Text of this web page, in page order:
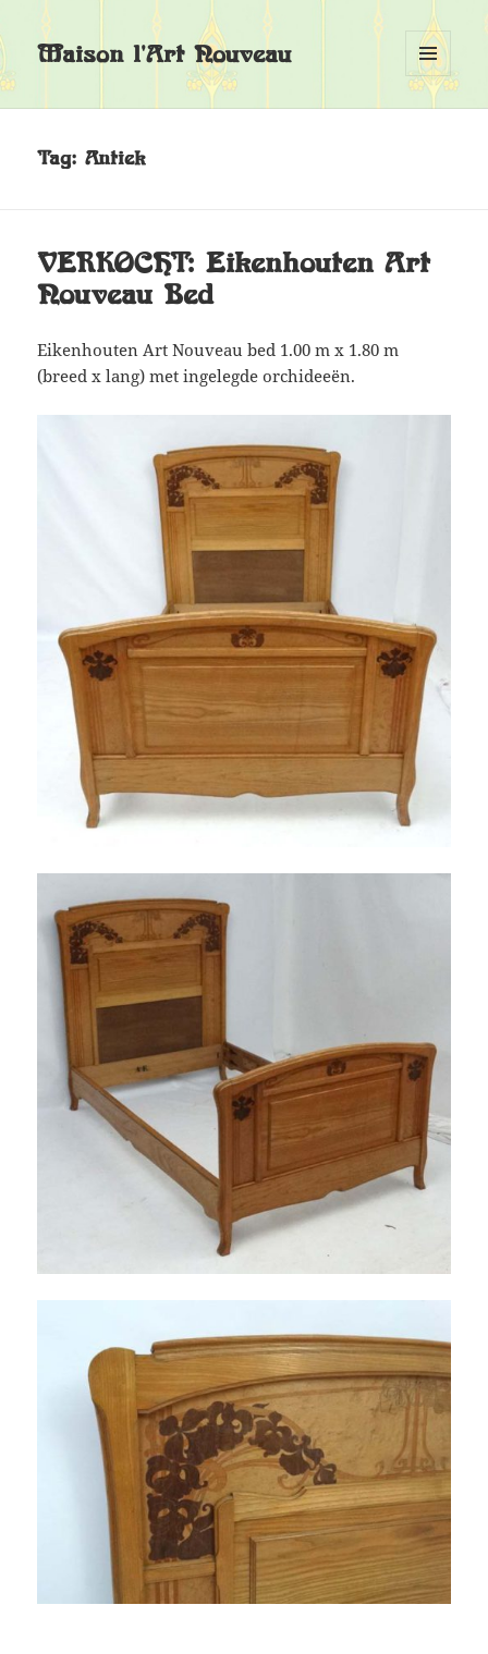
Maison l'Art Nouveau
MENU
EN
Tag:Antiek
VERKOCHT: Eikenhouten Art
Nouveau Bed
Eikenhouten Art Nouveau bed 1.00 m x 1.80 m
(breed x lang) met ingelegde orchideeën.